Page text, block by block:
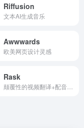
Riffusion
文本AI生成音乐
Awwwards
欧美网页设计灵感
Rask